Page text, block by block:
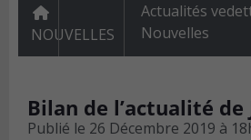
NOUVELLES
Actualités
Nouvelles
Bilan de l’actualité de
Publié le 26 Décembre 2019 à